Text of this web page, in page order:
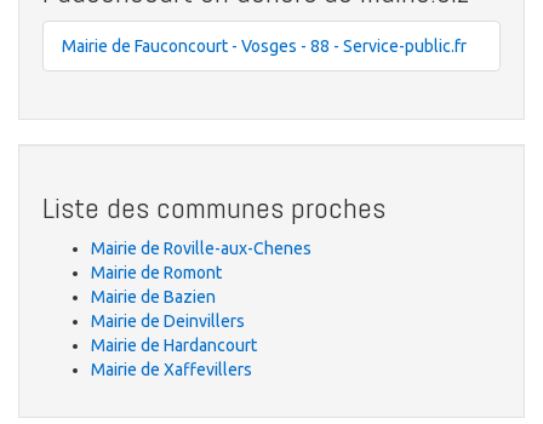
Mairie de Fauconcourt - Vosges - 88 - Service-public.fr
Liste des communes proches
Mairie de Roville-aux-Chenes
Mairie de Romont
Mairie de Bazien
Mairie de Deinvillers
Mairie de Hardancourt
Mairie de Xaffevillers